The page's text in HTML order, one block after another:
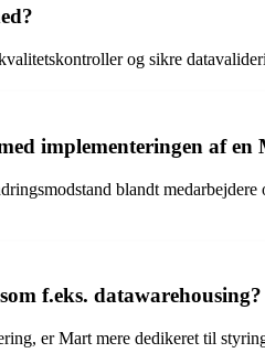
og sikre
implementeringen af en
blandt
f.eks. datawarehousing?
er Mart mere dedikeret til